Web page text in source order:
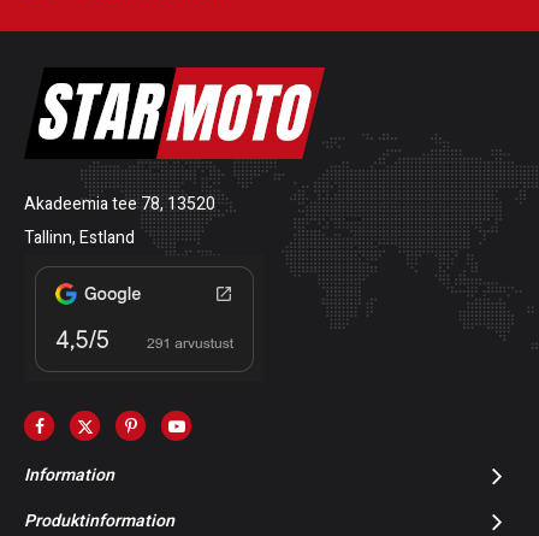
Akadeemia tee 78, 13520
Tallinn, Estland
Information
Produktinformation